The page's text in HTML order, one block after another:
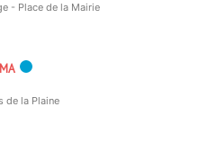
- Place de la Mairie
de la Plaine